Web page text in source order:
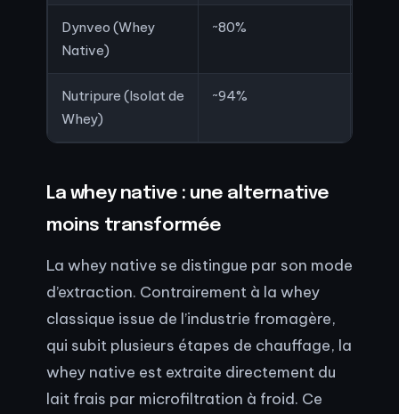
Dynveo (Whey
Native)
~80%
Nutripure (Isolat de
Whey)
~94%
La whey native : une alternative
moins transformée
La whey native se distingue par son mode
d’extraction. Contrairement à la whey
classique issue de l’industrie fromagère,
qui subit plusieurs étapes de chauffage, la
whey native est extraite directement du
lait frais par microfiltration à froid. Ce